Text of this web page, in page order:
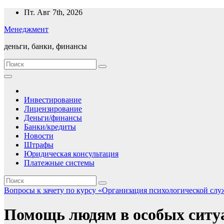
Перейти
содержимому
Пт. Авг 7th, 2026
Менеджмент
деньги, банки, финансы
Инвестирование
Лицензирование
Деньги/финансы
Банки/кредиты
Новости
Штрафы
Юридическая консультация
Платежные системы
Вопросы к зачету по курсу «Организация психологической
Помощь людям в особых